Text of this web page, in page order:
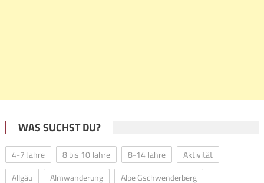
WAS SUCHST DU?
4-7 Jahre 8 bis 10 Jahre 8-14 Jahre
Aktivität
Allgäu
Almwanderung
Alpe Gschwenderberg